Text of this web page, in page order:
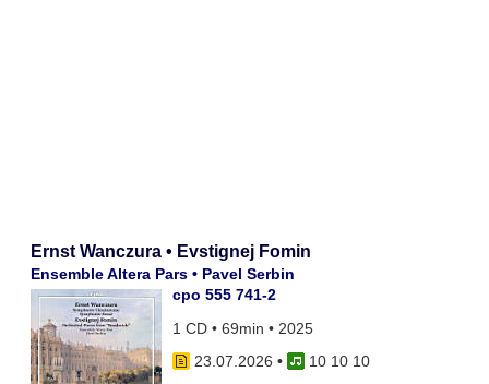
Ernst Wanczura • Evstignej Fomin
Ensemble Altera Pars • Pavel Serbin
cpo 555 741-2
1 CD • 69min • 2025
23.07.2026 •
10 10 10